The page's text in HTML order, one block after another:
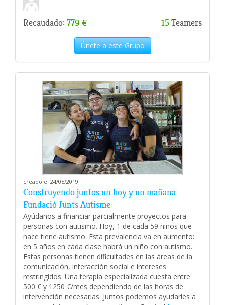
Recaudado: 779 € 15Teamers
Únete a este Grupo
creado el 24/05/2019
Construyendo juntos un hoy y un mañana -
Fundació Junts Autisme
Ayúdanos a financiar parcialmente proyectos para
personas con autismo. Hoy, 1 de cada 59 niños que
nace tiene autismo. Esta prevalencia va en aumento:
en 5 años en cada clase habrá un niño con autismo.
Estas personas tienen dificultades en las áreas de la
comunicación, interacción social e intereses
restringidos. Una terapia especializada cuesta entre
500 € y 1250 €/mes dependiendo de las horas de
intervención necesarias. Juntos podemos ayudarles a